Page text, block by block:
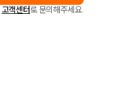
고객센터로 문의해주세요.